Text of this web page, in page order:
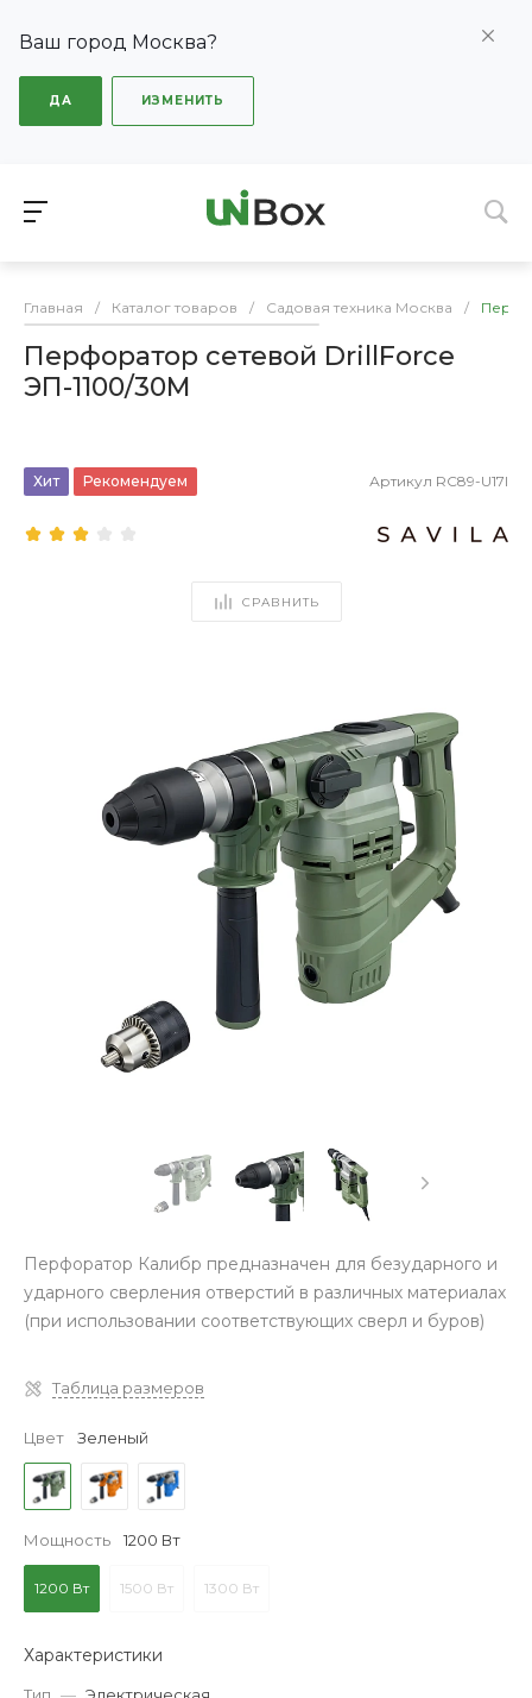
Ваш город Москва?
ДА ИЗМЕНИТЬ
Главная / Каталог товаров / Садовая техника Москва /
Перфоратор сетевой DrillForce
ЭП-1100/30М
Хит Рекомендуем Артикул RC89-U17I
СРАВНИТЬ
‹›
Перфоратор Калибр предназначен для безударного и
ударного сверления отверстий в различных материалах
(при использовании соответствующих сверл и буров)
Таблица размеров
Цвет Зеленый
Мощность 1200 Вт
1200 Вт 1500 Вт 1300 Вт
Характеристики